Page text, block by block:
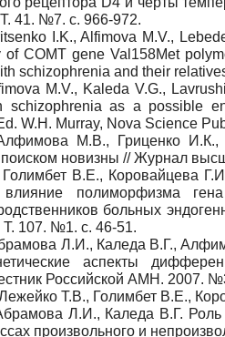
41. №7. с. 966-972.
I.K., Alfimova M.V.,
of COMT gene Val158Met
schizophrenia and their
M.V., Kaleda V.G.,
schizophrenia as a possible
W.H. Murray, Nova Science
М.В., Гриценко
поиском новизны // Журнал
В.Е., Коровайцева
полиморфизма
больных
Т. 107. №1. с. 46-51.
Л.И., Каледа В.Г.,
аспекты
Российской АМН. 2007.
Т.В., Голимбет В.Е.,
Л.И., Каледа В.Г. Роль
произвольного и